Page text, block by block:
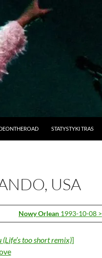
STATYSTYKI TRAS
USA
Nowy Orlean 1993-10-08 >
(Life’s too short remix)]